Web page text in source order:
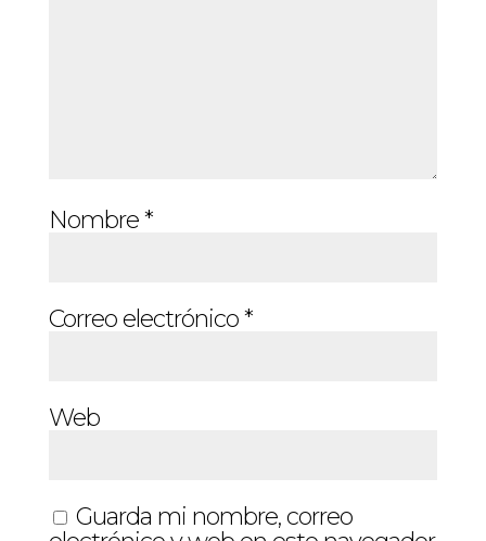
Nombre*
Correo electrónico*
Web
Guarda mi nombre, correo